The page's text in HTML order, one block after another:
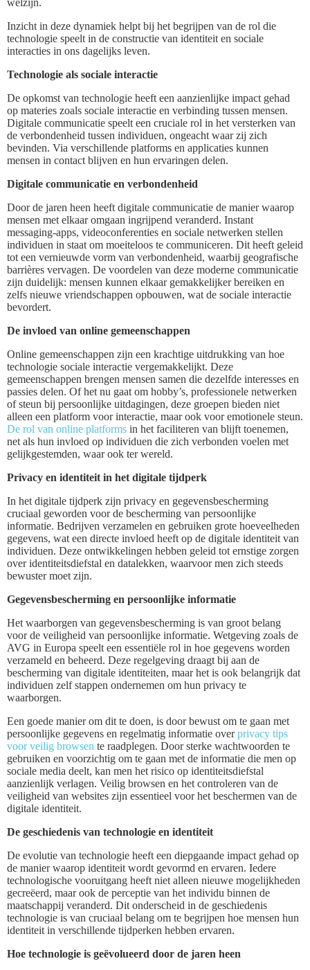
welzijn.
Inzicht in deze dynamiek helpt bij het begrijpen van de rol die
technologie speelt in de constructie van identiteit en sociale
interacties in ons dagelijks leven.
Technologie als sociale interactie
De opkomst van technologie heeft een aanzienlijke impact gehad
op materies zoals sociale interactie en verbinding tussen mensen.
Digitale communicatie speelt een cruciale rol in het versterken van
de verbondenheid tussen individuen, ongeacht waar zij zich
bevinden. Via verschillende platforms en applicaties kunnen
mensen in contact blijven en hun ervaringen delen.
Digitale communicatie en verbondenheid
Door de jaren heen heeft digitale communicatie de manier waarop
mensen met elkaar omgaan ingrijpend veranderd. Instant
messaging-apps, videoconferenties en sociale netwerken stellen
individuen in staat om moeiteloos te communiceren. Dit heeft geleid
tot een vernieuwde vorm van verbondenheid, waarbij geografische
barrières vervagen. De voordelen van deze moderne communicatie
zijn duidelijk: mensen kunnen elkaar gemakkelijker bereiken en
zelfs nieuwe vriendschappen opbouwen, wat de sociale interactie
bevordert.
De invloed van online gemeenschappen
Online gemeenschappen zijn een krachtige uitdrukking van hoe
technologie sociale interactie vergemakkelijkt. Deze
gemeenschappen brengen mensen samen die dezelfde interesses en
passies delen. Of het nu gaat om hobby’s, professionele netwerken
of steun bij persoonlijke uitdagingen, deze groepen bieden niet
alleen een platform voor interactie, maar ook voor emotionele steun.
De rol van online platforms in het faciliteren van blijft toenemen,
net als hun invloed op individuen die zich verbonden voelen met
gelijkgestemden, waar ook ter wereld.
Privacy en identiteit in het digitale tijdperk
In het digitale tijdperk zijn privacy en gegevensbescherming
cruciaal geworden voor de bescherming van persoonlijke
informatie. Bedrijven verzamelen en gebruiken grote hoeveelheden
gegevens, wat een directe invloed heeft op de digitale identiteit van
individuen. Deze ontwikkelingen hebben geleid tot ernstige zorgen
over identiteitsdiefstal en datalekken, waarvoor men zich steeds
bewuster moet zijn.
Gegevensbescherming en persoonlijke informatie
Het waarborgen van gegevensbescherming is van groot belang
voor de veiligheid van persoonlijke informatie. Wetgeving zoals de
AVG in Europa speelt een essentiële rol in hoe gegevens worden
verzameld en beheerd. Deze regelgeving draagt bij aan de
bescherming van digitale identiteiten, maar het is ook belangrijk dat
individuen zelf stappen ondernemen om hun privacy te
waarborgen.
Een goede manier om dit te doen, is door bewust om te gaan met
persoonlijke gegevens en regelmatig informatie overprivacy tips
voor veilig browsen te raadplegen. Door sterke wachtwoorden te
gebruiken en voorzichtig om te gaan met de informatie die men op
sociale media deelt, kan men het risico op identiteitsdiefstal
aanzienlijk verlagen. Veilig browsen en het controleren van de
veiligheid van websites zijn essentieel voor het beschermen van de
digitale identiteit.
De geschiedenis van technologie en identiteit
De evolutie van technologie heeft een diepgaande impact gehad op
de manier waarop identiteit wordt gevormd en ervaren. Iedere
technologische vooruitgang heeft niet alleen nieuwe mogelijkheden
gecreëerd, maar ook de perceptie van het individu binnen de
maatschappij veranderd. Dit onderscheid in de geschiedenis
technologie is van cruciaal belang om te begrijpen hoe mensen hun
identiteit in verschillende tijdperken hebben ervaren.
Hoe technologie is geëvolueerd door de jaren heen